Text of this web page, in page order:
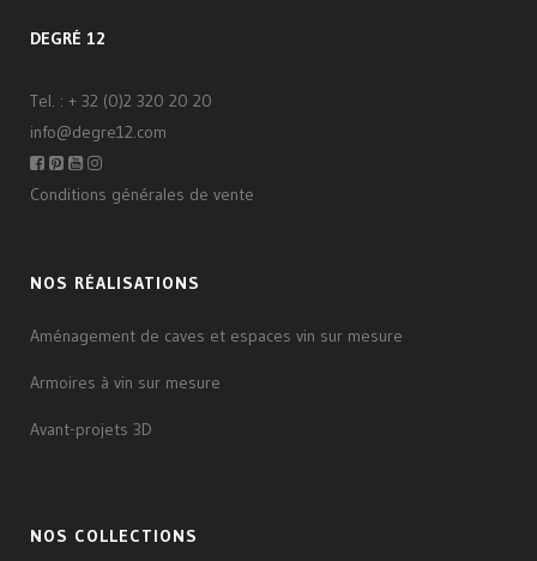
DEGRÉ 12
Tel. : + 32 (0)2 320 20 20
info@degre12.com
Conditions générales de vente
NOS RÉALISATIONS
Aménagement de caves et espaces vin sur mesure
Armoires à vin sur mesure
Avant-projets 3D
NOS COLLECTIONS